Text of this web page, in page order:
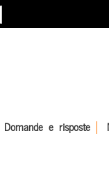
Domande e risposte